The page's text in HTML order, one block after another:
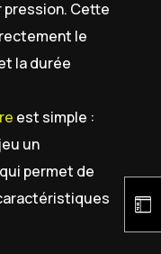
Cette
le
la durée
est simple :
un
permet de